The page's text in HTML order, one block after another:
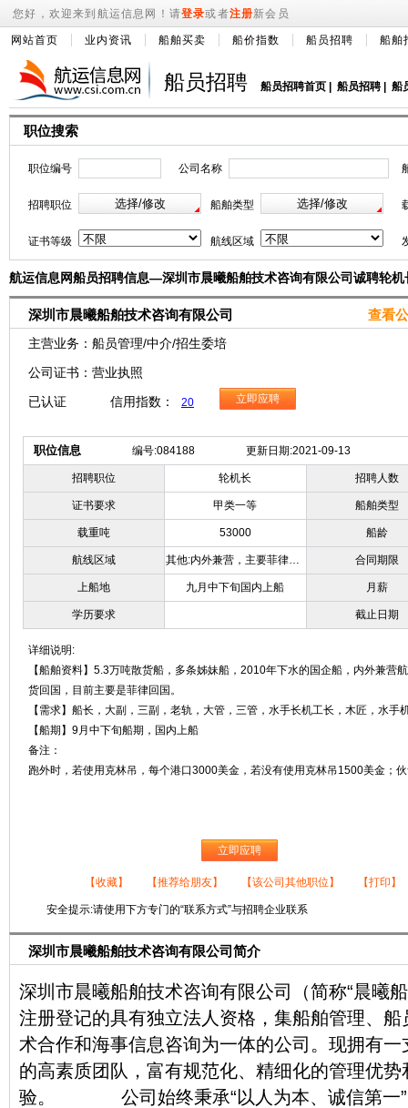
您好，欢迎来到航运信息网！请登录或者注册新会员
网站首页 业内资讯 船舶买卖 船价指数 船员招聘 船舶
船员招聘 船员招聘首页 船员招聘| 船
职位搜索
职位编号 公司名称
招聘职位 船舶类型
证书等级 航线区域
航运信息网船员招聘信息—深圳市晨曦船舶技术咨询有限公司诚聘轮机
深圳市晨曦船舶技术咨询有限公司
查看
主营业务：船员管理/中介/招生委培
公司证书：营业执照
已认证 信用指数： 20 立即应聘
职位信息 编号:084188 更新日期:2021-09-13
招聘职位 轮机长 招聘人数
证书要求 甲类一等 船舶类型
载重吨 53000 船龄
航线区域 其他:内外兼营，主要菲律宾回国 合同期限
上船地 九月中下旬国内上船 月薪
学历要求 截止日期
详细说明:
【船舶资料】5.3万吨散货船，多条姊妹船，2010年下水的国企船，内外兼营
货回国，目前主要是菲律回国。
【需求】船长，大副，三副，老轨，大管，三管，水手长机工长，木匠，水手
【船期】9月中下旬船期，国内上船
备注：
跑外时，若使用克林吊，每个港口3000美金，若没有使用克林吊1500美金；
立即应聘
【收藏】 【推荐给朋友】 【该公司其他职位】 【打印】
安全提示:请使用下方专门的“联系方式”与招聘企业联系
深圳市晨曦船舶技术咨询有限公司简介
深圳市晨曦船舶技术咨询有限公司（简称“晨曦
注册登记的具有独立法人资格，集船舶管理、
术合作和海事信息咨询为一体的公司。现拥有
的高素质团队，富有规范化、精细化的管理优
验。 公司始终秉承“以人为本、诚信第一”